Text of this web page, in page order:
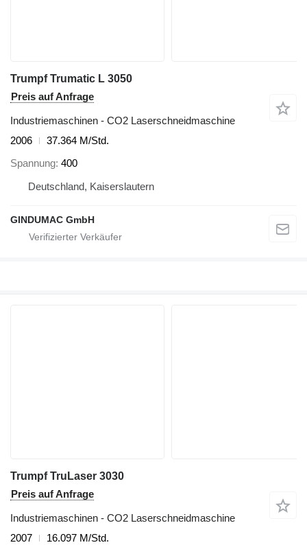
Trumpf Trumatic L 3050
Preis auf Anfrage
Industriemaschinen - CO2 Laserschneidmaschine
2006
37.364 M/Std.
Spannung 400
Deutschland, Kaiserslautern
GINDUMAC GmbH
Trumpf TruLaser 3030
Preis auf Anfrage
Industriemaschinen - CO2 Laserschneidmaschine
2007
16.097 M/Std.